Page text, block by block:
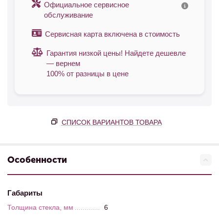
Официальное сервисное
обслуживание
Сервисная карта включена в стоимость
Гарантия низкой цены! Найдете дешевле
— вернем
100% от разницы в цене
СПИСОК ВАРИАНТОВ ТОВАРА
Особенности
Габариты
Толщина стекла, мм 6